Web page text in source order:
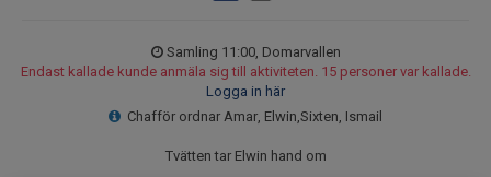
Samling 11:00, Domarvallen
Endast kallade kunde anmäla sig till aktiviteten. 15 personer var kallade.
Logga in här
Chafför ordnar Amar, Elwin,Sixten, Ismail
Tvätten tar Elwin hand om